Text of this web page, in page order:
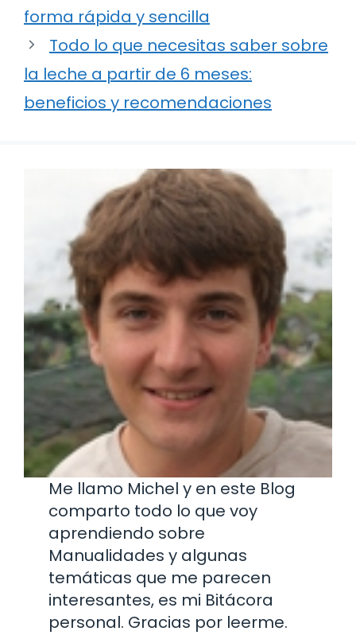
forma rápida y sencilla
Todo lo que necesitas saber sobre
la leche a partir de 6 meses:
beneficios y recomendaciones
Me llamo Michel y en este Blog
comparto todo lo que voy
aprendiendo sobre
Manualidades y algunas
temáticas que me parecen
interesantes, es mi Bitácora
personal. Gracias por leerme.